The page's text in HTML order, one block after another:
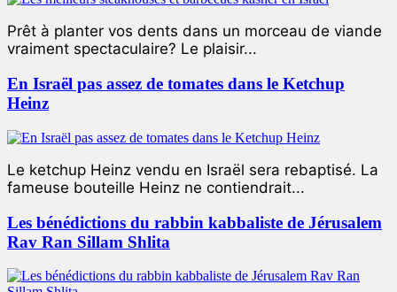
Prêt à planter vos dents dans un morceau de viande
vraiment spectaculaire? Le plaisir...
En Israël pas assez de tomates dans le Ketchup
Heinz
Le ketchup Heinz vendu en Israël sera rebaptisé. La
fameuse bouteille Heinz ne contiendrait...
Les bénédictions du rabbin kabbaliste de Jérusalem
Rav Ran Sillam Shlita